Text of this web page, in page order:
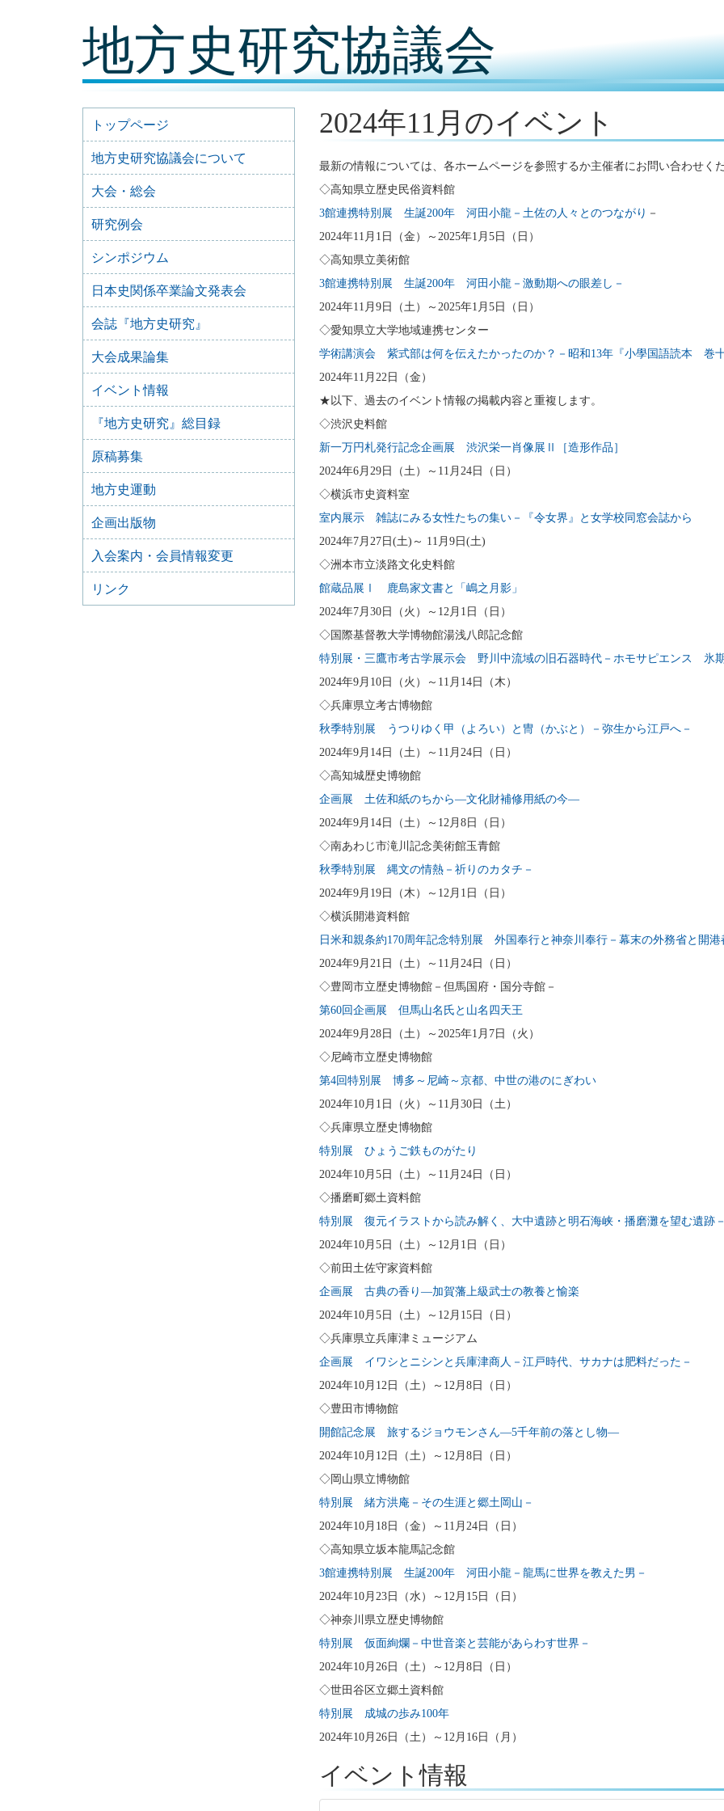
地方史研究協議会
2024年11月のイベント
最新の情報については、各ホームページを参照するか主催者にお問い合わせく
◇高知県立歴史民俗資料館
3館連携特別展 生誕200年 河田小龍－土佐の人々とのつながり －
2024年11月1日（金）～2025年1月5日（日）
◇高知県立美術館
3館連携特別展 生誕200年 河田小龍－激動期への眼差し－
2024年11月9日（土）～2025年1月5日（日）
◇愛知県立大学地域連携センター
学術講演会 紫式部は何を伝えたかったのか？－昭和13年『小學国語読本 巻
2024年11月22日（金）
★以下、過去のイベント情報の掲載内容と重複します。
◇渋沢史料館
新一万円札発行記念企画展 渋沢栄一肖像展Ⅱ［造形作品］
2024年6月29日（土）～11月24日（日）
◇横浜市史資料室
室内展示 雑誌にみる女性たちの集い－『令女界』と女学校同窓会誌から
2024年7月27日(土)～ 11月9日(土)
◇洲本市立淡路文化史料館
館蔵品展Ⅰ 鹿島家文書と「嶋之月影」
2024年7月30日（火）～12月1日（日）
◇国際基督教大学博物館湯浅八郎記念館
特別展・三鷹市考古学展示会 野川中流域の旧石器時代－ホモサピエンス 氷
2024年9月10日（火）～11月14日（木）
◇兵庫県立考古博物館
秋季特別展 うつりゆく甲（よろい）と冑（かぶと）－弥生から江戸へ－
2024年9月14日（土）～11月24日（日）
◇高知城歴史博物館
企画展 土佐和紙のちから―文化財補修用紙の今―
2024年9月14日（土）～12月8日（日）
◇南あわじ市滝川記念美術館玉青館
秋季特別展 縄文の情熱－祈りのカタチ－
2024年9月19日（木）～12月1日（日）
◇横浜開港資料館
日米和親条約170周年記念特別展 外国奉行と神奈川奉行－幕末の外務省と開港
2024年9月21日（土）～11月24日（日）
◇豊岡市立歴史博物館－但馬国府・国分寺館－
第60回企画展 但馬山名氏と山名四天王
2024年9月28日（土）～2025年1月7日（火）
◇尼崎市立歴史博物館
第4回特別展 博多～尼崎～京都、中世の港のにぎわい
2024年10月1日（火）～11月30日（土）
◇兵庫県立歴史博物館
特別展 ひょうご鉄ものがたり
2024年10月5日（土）～11月24日（日）
◇播磨町郷土資料館
特別展 復元イラストから読み解く、大中遺跡と明石海峡・播磨灘を望む遺跡
2024年10月5日（土）～12月1日（日）
◇前田土佐守家資料館
企画展 古典の香り―加賀藩上級武士の教養と愉楽
2024年10月5日（土）～12月15日（日）
◇兵庫県立兵庫津ミュージアム
企画展 イワシとニシンと兵庫津商人－江戸時代、サカナは肥料だった－
2024年10月12日（土）～12月8日（日）
◇豊田市博物館
開館記念展 旅するジョウモンさん―5千年前の落とし物―
2024年10月12日（土）～12月8日（日）
◇岡山県立博物館
特別展 緒方洪庵－その生涯と郷土岡山－
2024年10月18日（金）～11月24日（日）
◇高知県立坂本龍馬記念館
3館連携特別展 生誕200年 河田小龍－龍馬に世界を教えた男－
2024年10月23日（水）～12月15日（日）
◇神奈川県立歴史博物館
特別展 仮面絢爛－中世音楽と芸能があらわす世界－
2024年10月26日（土）～12月8日（日）
◇世田谷区立郷土資料館
特別展 成城の歩み100年
2024年10月26日（土）～12月16日（月）
イベント情報
トップページ
地方史研究協議会について
大会・総会
研究例会
シンポジウム
日本史関係卒業論文発表会
会誌『地方史研究』
大会成果論集
イベント情報
『地方史研究』総目録
原稿募集
地方史運動
企画出版物
入会案内・会員情報変更
リンク